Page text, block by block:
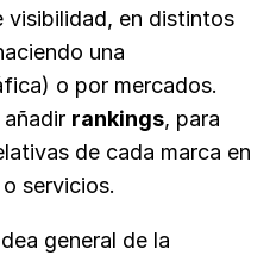
visibilidad, en distintos
una
o por mercados.
rankings, para
de cada marca en
servicios.
general de la